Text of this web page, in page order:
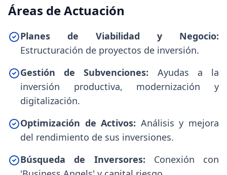
Áreas de Actuación
Planes de Viabilidad y Negocio:
Estructuración de proyectos de inversión.
Gestión de Subvenciones: Ayudas a la
inversión productiva, modernización y
digitalización.
Optimización de Activos: Análisis y mejora
del rendimiento de sus inversiones.
Búsqueda de Inversores: Conexión con